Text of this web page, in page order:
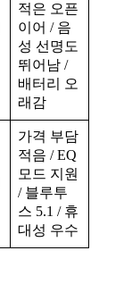
적은 오픈
이어 / 음
성 선명도
뛰어남 /
배터리 오
래감
가격 부담
적음 / EQ
모드 지원
/ 블루투
스 5.1 / 휴
대성 우수